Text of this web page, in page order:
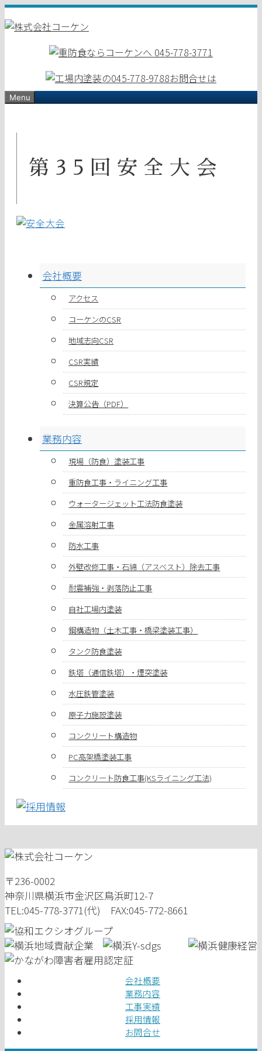
コ
ン
スMenu
第35回安全大会
会社概要
アクセス
コーケンのCSR
地域志向CSR
CSR実績
CSR規定
決算公告（PDF）
業務内容
現場（防食）塗装工事
重防食工事・ライニング工事
ウォータージェット工法防食塗装
金属溶射工事
防水工事
外壁改修工事・石綿（アスベスト）除去工事
耐震補強・剥落防止工事
自社工場内塗装
鋼構造物（土木工事・橋梁塗装工事）
タンク防食塗装
鉄塔（通信鉄塔）・煙突塗装
水圧鉄管塗装
原子力施設塗装
コンクリート構造物
PC高架橋塗装工事
コンクリート防食工事(KSライニング工法)
〒236-0002
神奈川県横浜市金沢区鳥浜町12-7
TEL:045-778-3771(代) FAX:045-772-8661
会社概要
業務内容
工事実績
採用情報
お問合せ